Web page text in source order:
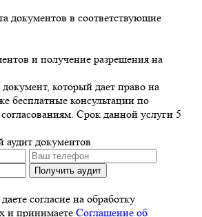
документов в соответствующие
и получение разрешения на
который дает право на
бесплатные консультации по
Срок данной услуги 5
аудит документов
Получить аудит
согласие на обработку
и принимаете Соглашение об